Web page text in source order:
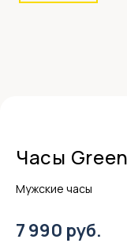
Часы
Мужские часы
7 990 руб.